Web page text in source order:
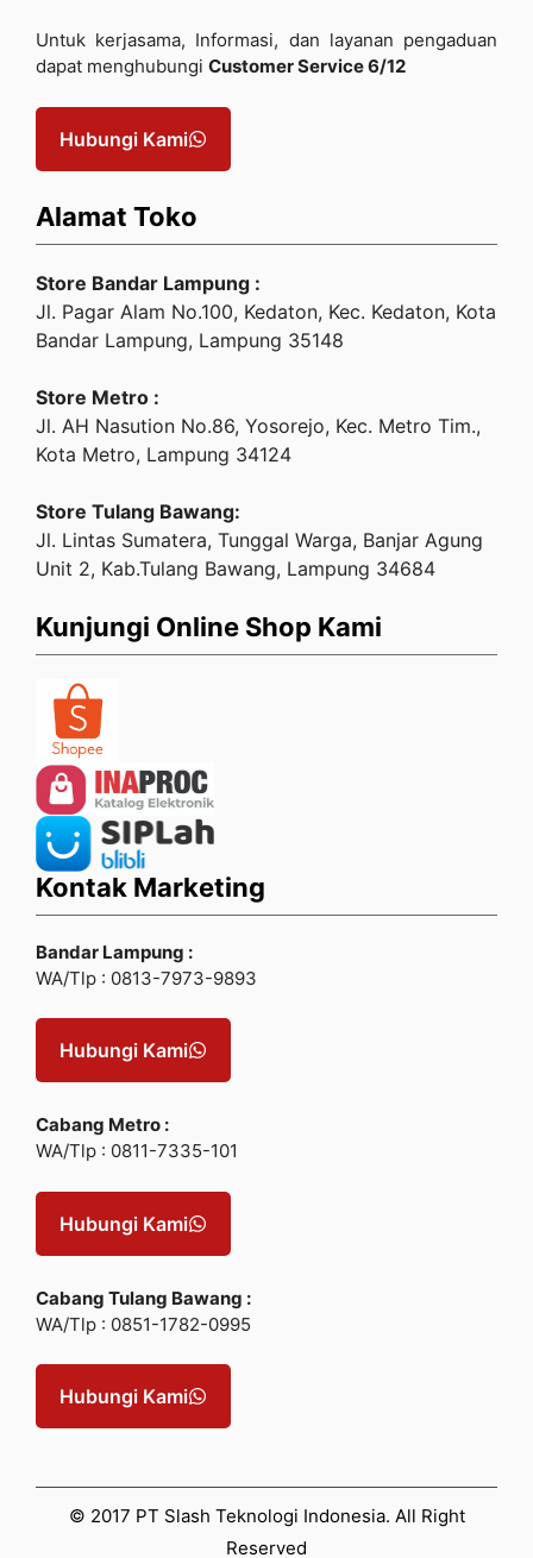
Untuk kerjasama, Informasi, dan layanan pengaduan
dapat menghubungi Customer Service 6/12
Hubungi Kami
Alamat Toko
Store Bandar Lampung :
Jl. Pagar Alam No.100, Kedaton, Kec. Kedaton, Kota
Bandar Lampung, Lampung 35148
Store Metro :
Jl. AH Nasution No.86, Yosorejo, Kec. Metro Tim.,
Kota Metro, Lampung 34124
Store Tulang Bawang:
Jl. Lintas Sumatera, Tunggal Warga, Banjar Agung
Unit 2, Kab.Tulang Bawang, Lampung 34684
Kunjungi Online Shop Kami
Kontak Marketing
Bandar Lampung :
WA/Tlp : 0813-7973-9893
Hubungi Kami
Cabang Metro :
WA/Tlp : 0811-7335-101
Hubungi Kami
Cabang Tulang Bawang :
WA/Tlp : 0851-1782-0995
Hubungi Kami
© 2017 PT Slash Teknologi Indonesia. All Right
Reserved